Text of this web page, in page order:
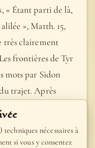
« Étant parti de là,
», Matth. 15,
très clairement
frontières de Tyr
mots par Sidon
trajet. Après
franchi la
partie du territoire
droit vers le
nécessaires à
si vous y consentez